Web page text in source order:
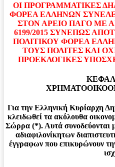
ΟΙ ΠΡΟΓΡΑΜΜΑΤΙΚΕΣ
ΦΟΡΕΑ ΕΛΛΗΝΩΝ
ΣΤΟΝ ΑΡΕΙΟ ΠΑΓΟ ΜΕ
6199/2015 ΣΥΝΕΠΩΣ
ΠΟΛΙΤΙΚΟΥ ΦΟΡΕΑ
ΤΟΥΣ ΠΟΛΙΤΕΣ ΚΑΙ
ΠΡΟΕΚΛΟΓΙΚΕΣ
Για την Ελληνική Κυρίαρχη
κλειδωθεί τα ακόλουθα
Σώρρα (*). Αυτά συνοδεύονται
αδιαφιλονίκητων
έγγραφων που επικυρώνουν